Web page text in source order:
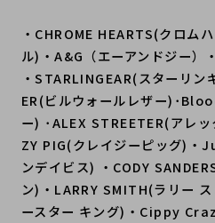
・CHROME HEARTS(クロム
ル)・A&G（エーアンドジー）
・STARLINGEAR(スターリ
ER(ビルウォールレザー)･
ー) ･ALEX STREETER(アレ
ZY PIG(クレイジーピッグ)・
ンデイビス) ・CODY
ン)・LARRY SMITH(ラリー
ースター キング)・Cippy